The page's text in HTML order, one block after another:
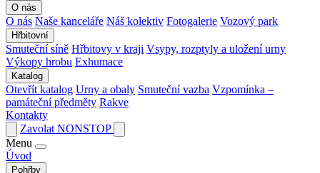
O nás
O nás Naše kanceláře Náš kolektiv Fotogalerie Vozový park
Hřbitovní
Smuteční síně Hřbitovy v kraji Vsypy, rozptyly a uložení urny
Výkopy hrobu Exhumace
Katalog
Otevřít katalog Urny a obaly Smuteční vazba Vzpomínka –
památeční předměty Rakve
Kontakty
Zavolat NONSTOP
Menu
Úvod
Pohřby